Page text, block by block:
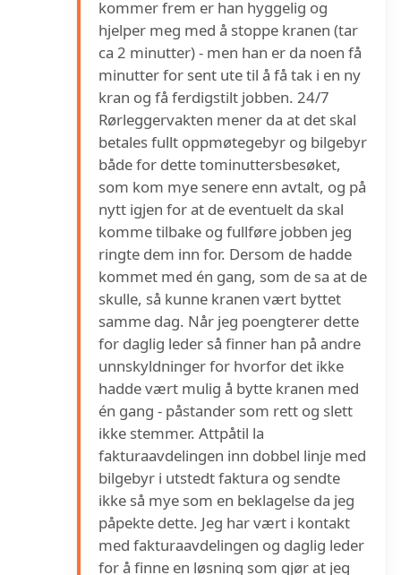
kommer frem er han hyggelig og
hjelper meg med å stoppe kranen (tar
ca 2 minutter) - men han er da noen få
minutter for sent ute til å få tak i en ny
kran og få ferdigstilt jobben. 24/7
Rørleggervakten mener da at det skal
betales fullt oppmøtegebyr og bilgebyr
både for dette tominuttersbesøket,
som kom mye senere enn avtalt, og på
nytt igjen for at de eventuelt da skal
komme tilbake og fullføre jobben jeg
ringte dem inn for. Dersom de hadde
kommet med én gang, som de sa at de
skulle, så kunne kranen vært byttet
samme dag. Når jeg poengterer dette
for daglig leder så finner han på andre
unnskyldninger for hvorfor det ikke
hadde vært mulig å bytte kranen med
én gang - påstander som rett og slett
ikke stemmer. Attpåtil la
fakturaavdelingen inn dobbel linje med
bilgebyr i utstedt faktura og sendte
ikke så mye som en beklagelse da jeg
påpekte dette. Jeg har vært i kontakt
med fakturaavdelingen og daglig leder
for å finne en løsning som gjør at jeg